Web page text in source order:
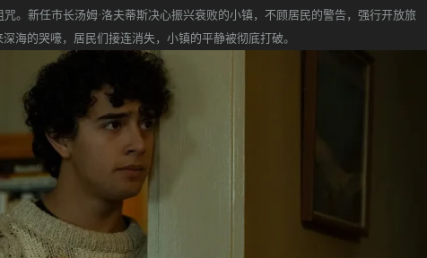
新任市长汤姆·洛夫蒂斯决心振兴衰败的小镇，不顾居民的警告，强行开放旅
海的哭嚎，居民们接连消失，小镇的平静被彻底打破。